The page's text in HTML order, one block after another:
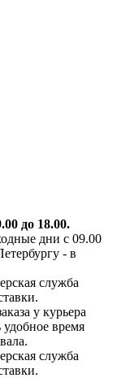
до 18.00.
дни с 09.00
- в
служба
у курьера
удобное время
служба